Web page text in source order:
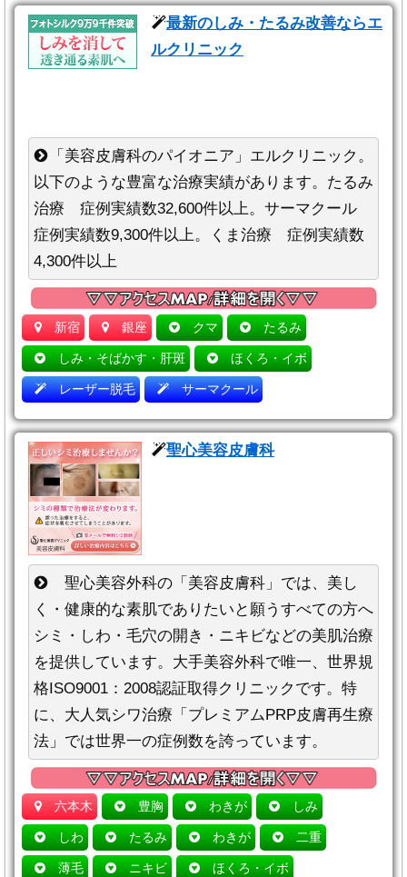
最新のしみ・たるみ改善ならエ
ルクリニック
「美容皮膚科のパイオニア」エルクリニック。
以下のような豊富な治療実績があります。たるみ
治療 症例実績数32,600件以上。サーマクール
症例実績数9,300件以上。くま治療 症例実績数
4,300件以上
新宿 銀座 クマ たるみ
しみ・そばかす・肝斑 ほくろ・イボ
レーザー脱毛 サーマクール
聖心美容皮膚科
聖心美容外科の「美容皮膚科」では、美し
く・健康的な素肌でありたいと願うすべての方へ
シミ・しわ・毛穴の開き・ニキビなどの美肌治療
を提供しています。大手美容外科で唯一、世界規
格ISO9001：2008認証取得クリニックです。特
に、大人気シワ治療「プレミアムPRP皮膚再生療
法」では世界一の症例数を誇っています。
六本木 豊胸 わきが しみ
しわ たるみ わきが 二重
薄毛 ニキビ ほくろ・イボ